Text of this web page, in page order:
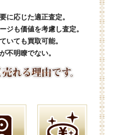
に応じた適正査定。
ジも価値を考慮し査定。
いても買取可能。
不明瞭でない。